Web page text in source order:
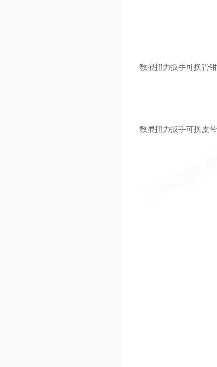
数显扭力扳手可换管
数显扭力扳手可换皮